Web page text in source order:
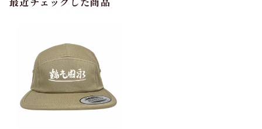
最近チェックした商品